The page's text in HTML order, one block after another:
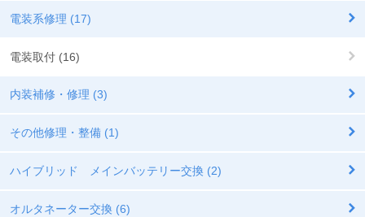
電装系修理 (17)
電装取付 (16)
内装補修・修理 (3)
その他修理・整備 (1)
ハイブリッド メインバッテリー交換 (2)
オルタネーター交換 (6)